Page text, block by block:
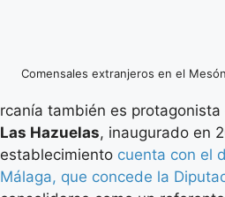
Comensales extranjeros en el
rcanía también es protagonista
Las Hazuelas, inaugurado en
establecimiento cuenta con el
Málaga, que concede la